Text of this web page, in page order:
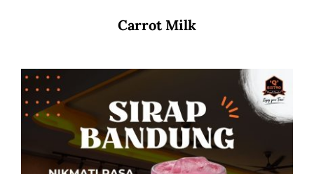
Carrot Milk